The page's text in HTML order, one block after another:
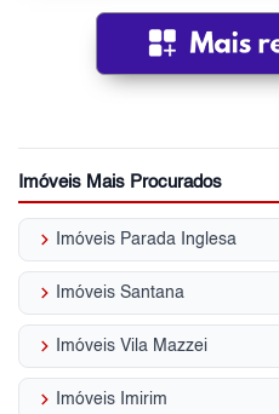
Imóveis Mais Procurados
keyboard_arrow_right Imóveis Parada Inglesa
keyboard_arrow_right Imóveis Santana
keyboard_arrow_right Imóveis Vila Mazzei
keyboard_arrow_right Imóveis Imirim